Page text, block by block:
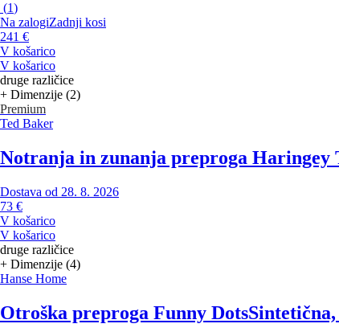
(1)
Na zalogiZadnji kosi
241 €
V košarico
V košarico
druge različice
+ Dimenzije (2)
Premium
Ted Baker
Notranja in zunanja preproga Haringey
Dostava od 28. 8. 2026
73 €
V košarico
V košarico
druge različice
+ Dimenzije (4)
Hanse Home
Otroška preproga Funny Dots